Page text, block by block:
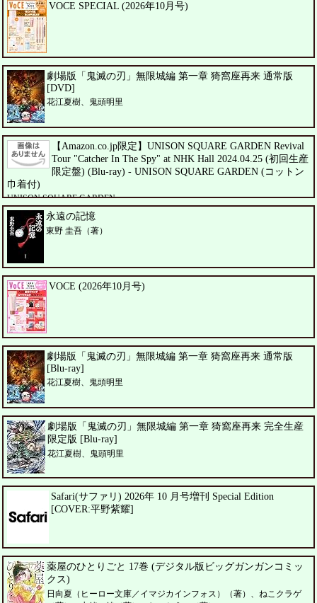
VOCE SPECIAL (2026年10月号)
劇場版「鬼滅の刃」無限城編 第一章 猗窩座再来 通常版
[DVD]
花江夏樹、鬼頭明里
【Amazon.co.jp限定】UNISON SQUARE GARDEN Revival
Tour "Catcher In The Spy" at NHK Hall 2024.04.25 (初回生産
限定盤) (Blu-ray) - UNISON SQUARE GARDEN (コットン
巾着付)
UNISON SQUARE GARDEN
永遠の記憶
東野 圭吾（著）
VOCE (2026年10月号)
劇場版「鬼滅の刃」無限城編 第一章 猗窩座再来 通常版
[Blu-ray]
花江夏樹、鬼頭明里
劇場版「鬼滅の刃」無限城編 第一章 猗窩座再来 完全生産
限定版 [Blu-ray]
花江夏樹、鬼頭明里
Safari(サファリ) 2026年 10 月号増刊 Special Edition
[COVER:平野紫耀]
薬屋のひとりごと 17巻 (デジタル版ビッグガンガンコミッ
クス)
日向夏（ヒーロー文庫／イマジカインフォス）（著）、ねこクラゲ